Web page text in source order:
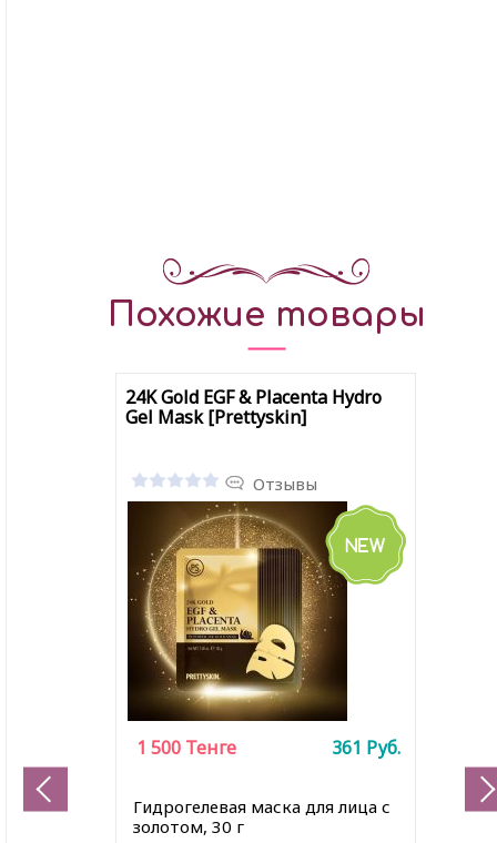
Похожие товары
24K Gold EGF & Placenta Hydro
Gel Mask [Prettyskin]
Отзывы
Гидрогелевая маска для лица с
золотом, 30 г
1 500 Тенге 361 Руб.